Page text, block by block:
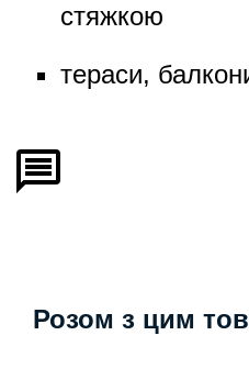
стяжкою
тераси,
Розом з цим